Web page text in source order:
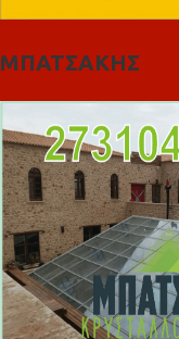
ΜΠΑΤΣΑΚΗΣ